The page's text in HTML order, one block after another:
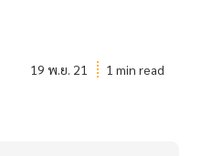
19 พ.ย. 21 1 min read